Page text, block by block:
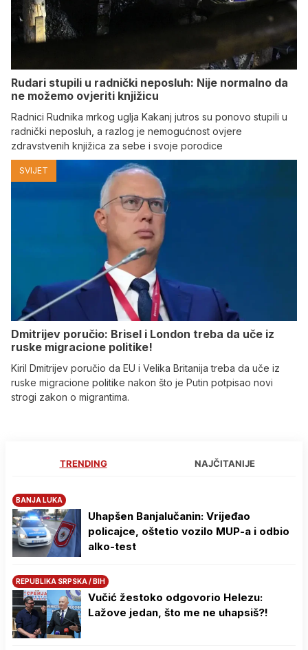
Rudari stupili u radnički neposluh: Nije normalno da
ne možemo ovjeriti knjižicu
Radnici Rudnika mrkog uglja Kakanj jutros su ponovo stupili u
radnički neposluh, a razlog je nemogućnost ovjere
zdravstvenih knjižica za sebe i svoje porodice
SVIJET
Dmitrijev poručio: Brisel i London treba da uče iz
ruske migracione politike!
Kiril Dmitrijev poručio da EU i Velika Britanija treba da uče iz
ruske migracione politike nakon što je Putin potpisao novi
strogi zakon o migrantima.
TRENDING NAJČITANIJE
BANJA LUKA
Uhapšen Banjalučanin: Vrijeđao
policajce, oštetio vozilo MUP-a i odbio
alko-test
REPUBLIKA SRPSKA / BIH
Vučić žestoko odgovorio Helezu:
Lažove jedan, što me ne uhapsiš?!